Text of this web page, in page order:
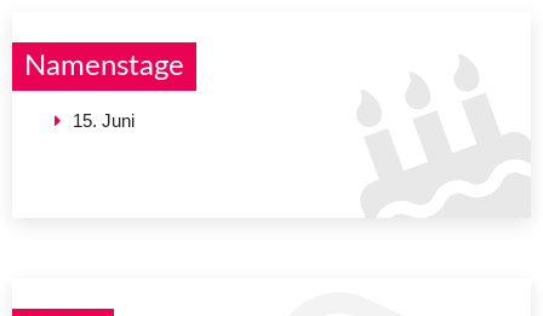
Namenstage
15. Juni